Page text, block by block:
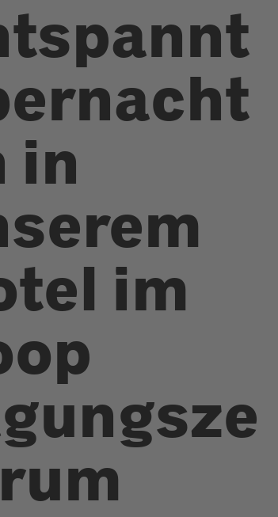
in
im